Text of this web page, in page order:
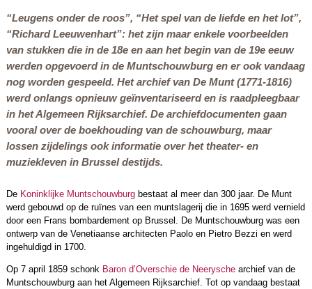
“Leugens onder de roos”, “Het spel van de liefde en het lot”,
“Richard Leeuwenhart”: het zijn maar enkele voorbeelden
van stukken die in de 18e en aan het begin van de 19e eeuw
werden opgevoerd in de Muntschouwburg en er ook vandaag
nog worden gespeeld. Het archief van De Munt (1771-1816)
werd onlangs opnieuw geïnventariseerd en is raadpleegbaar
in het Algemeen Rijksarchief. De archiefdocumenten gaan
vooral over de boekhouding van de schouwburg, maar
lossen zijdelings ook informatie over het theater- en
muziekleven in Brussel destijds.
De Koninklijke Muntschouwburgbestaat al meer dan 300 jaar. De Munt
werd gebouwd op de ruïnes van een muntslagerij die in 1695 werd vernield
door een Frans bombardement op Brussel. De Muntschouwburg was een
ontwerp van de Venetiaanse architecten Paolo en Pietro Bezzi en werd
ingehuldigd in 1700.
Op 7 april 1859 schonk Baron d’Overschie de Neeryschearchief van de
Muntschouwburg aan het Algemeen Rijksarchief. Tot op vandaag bestaat